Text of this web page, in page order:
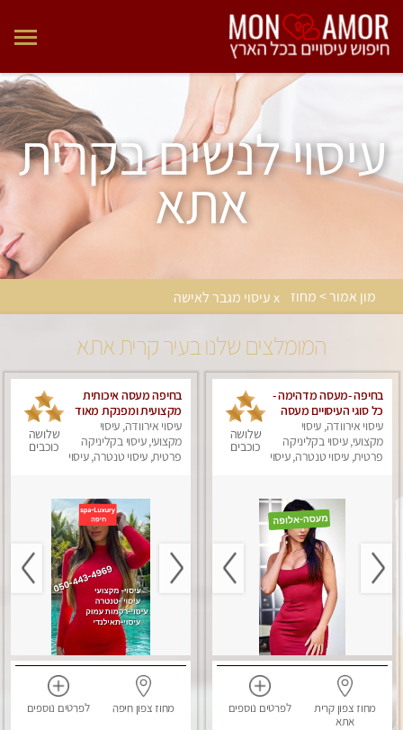
עיסוי לנשים בקרית
אתא
מון אמור > מחוז x עיסוי מגבר לאישה
המומלצים שלנו בעיר קרית אתא
בחיפה -מעסה מדהימה -
כל סוגי העיסויים מעסה
מקצועית ואיכותית
פרטי!!! מוזמן לחוויה
בלתי נשכחת!!
עיסוי אירוודה, עיסוי
מקצועי, עיסוי בקליניקה
פרטית, עיסוי טנטרה, עיסוי
שלושה
כוכבים
מחוז צפוןקרית
אתא
לפרטים נוספים
בחיפה מעסה איכותית
מקצועית ומפנקת מאוד
עיסוי אירוודה, עיסוי
מקצועי, עיסוי בקליניקה
פרטית, עיסוי טנטרה, עיסוי
שלושה
כוכבים
מחוז צפוןחיפה לפרטים נוספים